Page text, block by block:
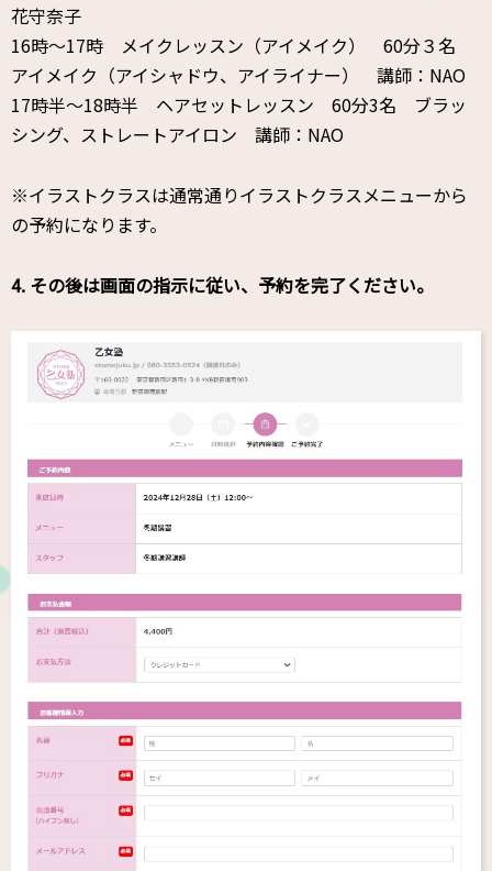
花守奈子
16時～17時 メイクレッスン（アイメイク） 60分３名
アイメイク（アイシャドウ、アイライナー） 講師：NAO
17時半～18時半 ヘアセットレッスン 60分3名 ブラッ
シング、ストレートアイロン 講師：NAO
※イラストクラスは通常通りイラストクラスメニューから
の予約になります。
4. その後は画面の指示に従い、予約を完了ください。